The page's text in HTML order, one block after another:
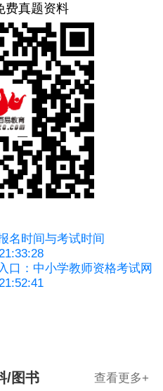
费真题资料
名时间与考试时间
口：中小学教师资格考试网
/图书 查看更多+